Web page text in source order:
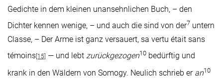
Gedichte in dem kleinen unansehnlichen Buch, – den
Dichter kennen wenige, – und auch die sind von der7 untern
Classe, – Der Arme ist ganz versauert, sa vertu était sans
témoins [15] — und lebt zurückgezogen10 bedürftig und
krank in den Wäldern von Somogy. Neulich schrieb er an10